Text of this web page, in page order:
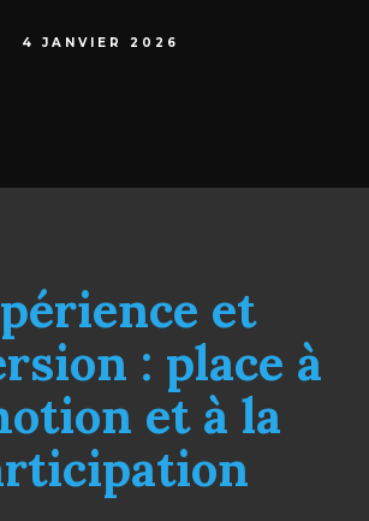
4 JANVIER 2026
et
: place à
et à la